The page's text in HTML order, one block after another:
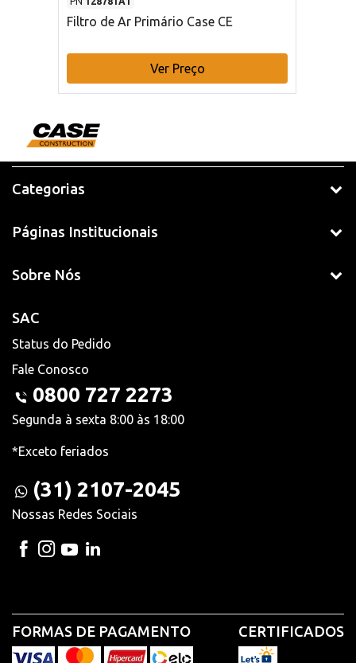
Filtro de Ar Primário Case CE
Ver Preço
Categorias
Páginas Institucionais
Sobre Nós
SAC
Status do Pedido
Fale Conosco
0800 727 2273
Segunda à sexta 8:00 às 18:00
*Exceto feriados
(31) 2107-2045
Nossas Redes Sociais
FORMAS DE PAGAMENTO CERTIFICADOS